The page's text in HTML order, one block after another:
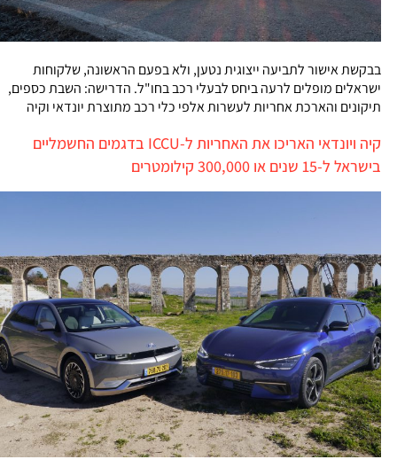
בבקשת אישור לתביעה ייצוגית נטען, ולא בפעם הראשונה, שלקוחות
ישראלים מופלים לרעה ביחס לבעלי רכב בחו"ל. הדרישה: השבת כספים,
תיקונים והארכת אחריות לעשרות אלפי כלי רכב מתוצרת יונדאי וקיה
קיה ויונדאי האריכו את האחריות ל-ICCU בדגמים החשמליים
בישראל ל-15 שנים או 300,000 קילומטרים